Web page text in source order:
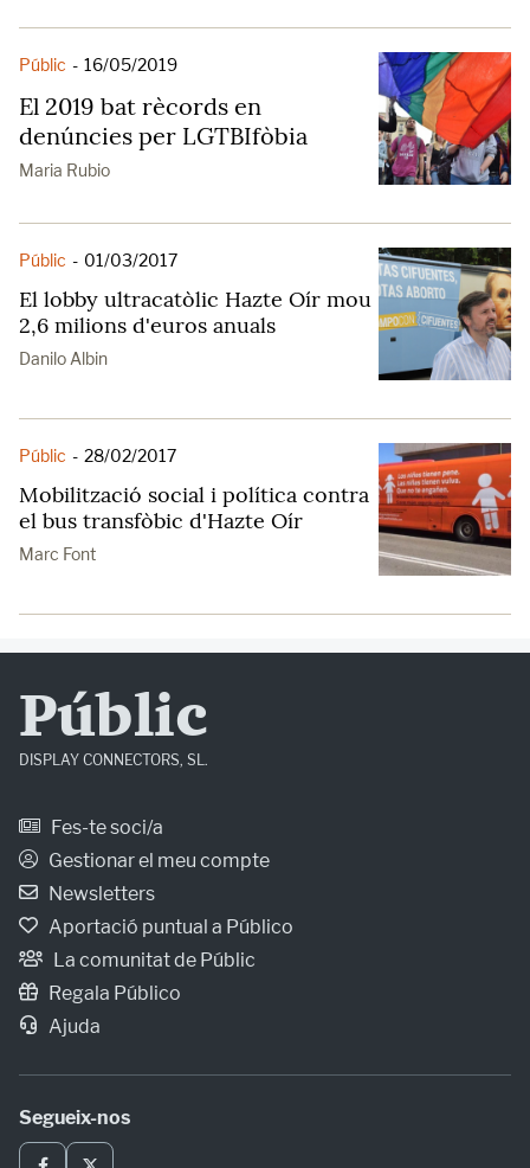
Públic - 16/05/2019
El 2019 bat rècords en
denúncies per LGTBIfòbia
Maria Rubio
Públic - 01/03/2017
El lobby ultracatòlic Hazte Oír mou
2,6 milions d'euros anuals
Danilo Albin
Públic - 28/02/2017
Mobilització social i política contra
el bus transfòbic d'Hazte Oír
Marc Font
Públic
DISPLAY CONNECTORS, SL.
Fes-te soci/a
Gestionar el meu compte
Newsletters
Aportació puntual a Público
La comunitat de Públic
Regala Público
Ajuda
Segueix-nos